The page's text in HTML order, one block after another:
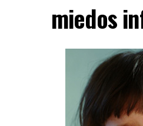
miedos